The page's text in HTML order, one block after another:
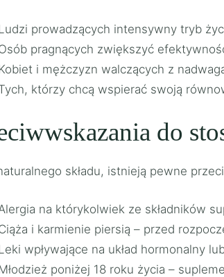
prowadzących intensywny tryb
pragnących zwiększyć
i mężczyzn walczących z
którzy chcą wspierać swoją
do
składu, istnieją pewne
na którykolwiek ze składników
i karmienie piersią – przed
wpływające na układ hormonalny
poniżej 18 roku życia –